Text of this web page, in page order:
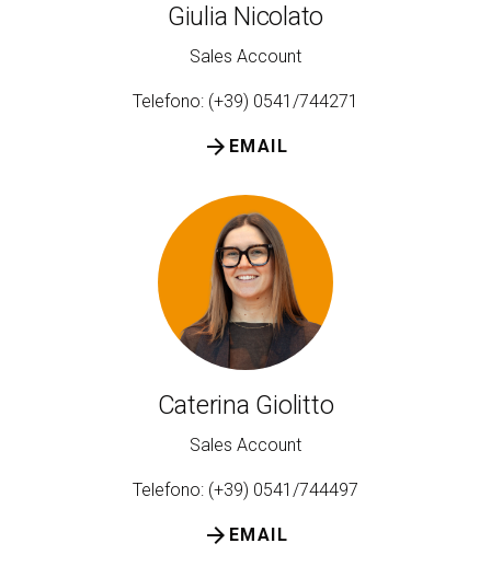
Giulia Nicolato
Sales Account
Telefono: (+39) 0541/744271
EMAIL
arrow_forward
Caterina Giolitto
Sales Account
Telefono: (+39) 0541/744497
EMAIL
arrow_forward